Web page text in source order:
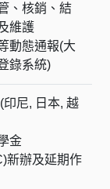
、核銷、結
維護
動態通報(大
錄系統)
尼, 日本, 越
金
新辦及延期作